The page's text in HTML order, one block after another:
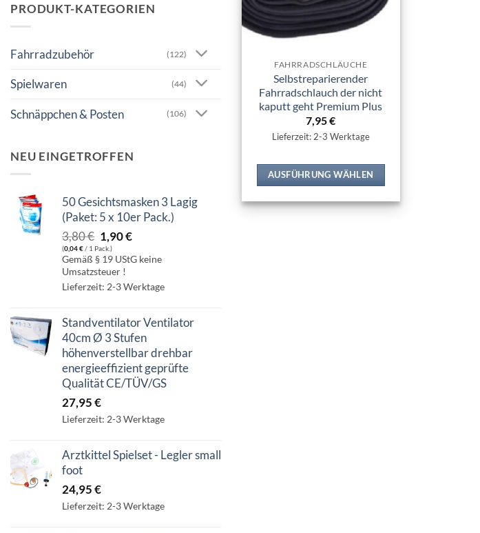
PRODUKT-KATEGORIEN
Fahrradzubehör (122)
Spielwaren (44)
Schnäppchen & Posten (106)
NEU EINGETROFFEN
50 Gesichtsmasken 3 Lagig
(Paket: 5 x 10er Pack.)
3,80€ Ursprünglicher
Preis
war:
3,80 €
1,90€Aktueller
ist:
1,90 €.
(0,04€/ 1 Pack.)
Gemäß § 19 UStG keine
Umsatzsteuer !
Lieferzeit: 2-3 Werktage
Standventilator Ventilator
40cm Ø 3 Stufen
höhenverstellbar drehbar
energieeffizient geprüfte
Qualität CE/TÜV/GS
27,95€
Lieferzeit: 2-3 Werktage
Arztkittel Spielset - Legler small
foot
24,95€
Lieferzeit: 2-3 Werktage
FAHRRADSCHLÄUCHE
Selbstreparierender
Fahrradschlauch der nicht
kaputt geht Premium Plus
7,95€
Lieferzeit: 2-3 Werktage
AUSFÜHRUNG WÄHLEN
Produkt